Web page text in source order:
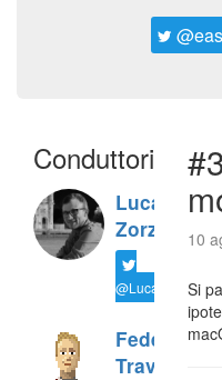
Conduttori
Luca
Zorzi
@LucaTNT
Federico
Travaini
10
Si